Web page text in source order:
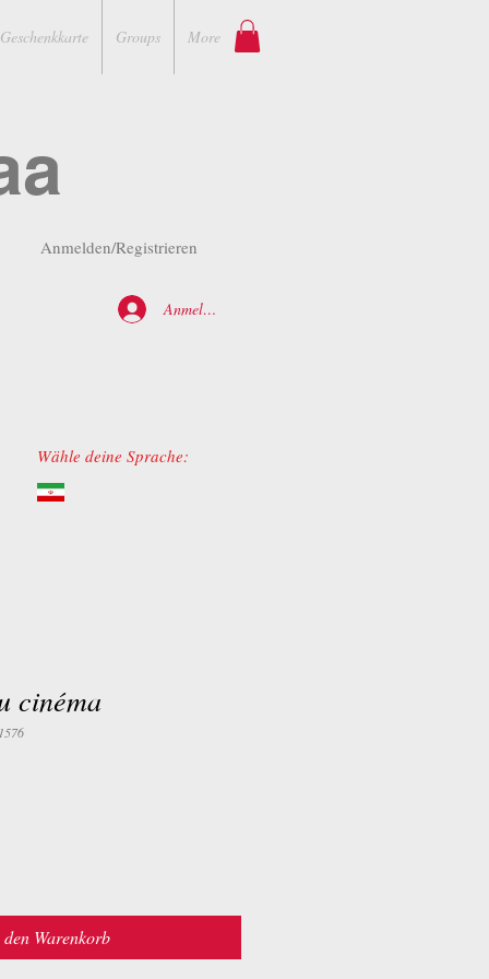
Geschenkkarte Groups More
Anmelden/Registrieren
Anmelden
Wähle deine Sprache:
cinéma
den Warenkorb